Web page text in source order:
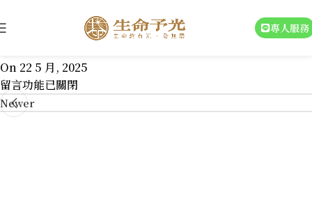
專人服務
17857988337354583
On 22 5 月, 2025
留言功能已關閉
Newer